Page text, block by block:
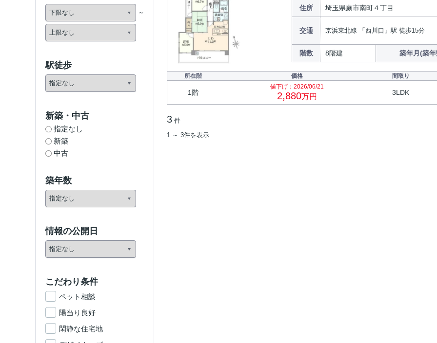
住所 埼玉県蕨市南町４丁目
交通 京浜東北線 「西川口」駅 徒歩15分
階数 8階建 築年月(築
所在階 価格 間取り
1階
値下げ：2026/06/21
2,880万円 3LDK
3 件
1 ～ 3件を表示
駅徒歩
新築・中古
指定なし
新築
中古
築年数
情報の公開日
こだわり条件
ペット相談
陽当り良好
閑静な住宅地